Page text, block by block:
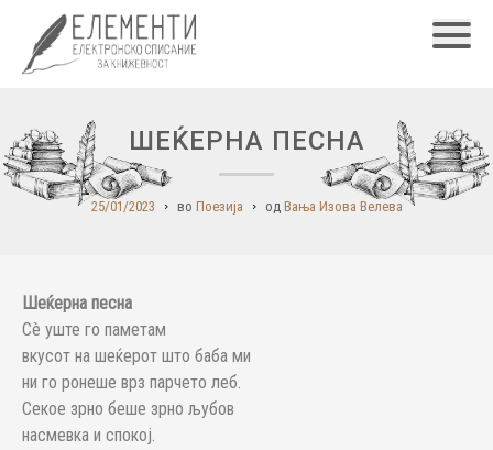
ШЕЌЕРНА ПЕСНА
25/01/2023 во Поезија од Вања Изова Велева
Шеќерна песна
Сè уште го паметам
вкусот на шеќерот што баба ми
ни го ронеше врз парчето леб.
Секое зрно беше зрно љубов
насмевка и спокој.